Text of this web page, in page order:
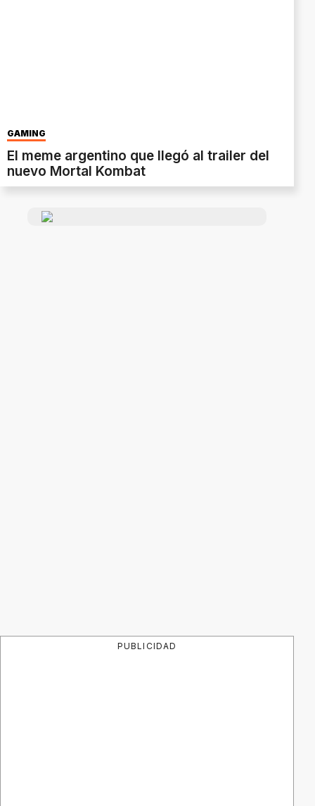
GAMING
El meme argentino que llegó al trailer del
nuevo Mortal Kombat
PUBLICIDAD